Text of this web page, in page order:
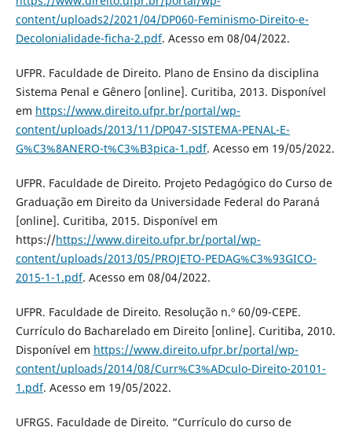
content/uploads2/2021/04/DP060-Feminismo-Direito-e-
Decolonialidade-ficha-2.pdf. Acesso em 08/04/2022.
UFPR. Faculdade de Direito. Plano de Ensino da disciplina
Sistema Penal e Gênero [online]. Curitiba, 2013. Disponível
em https://www.direito.ufpr.br/portal/wp-
content/uploads/2013/11/DP047-SISTEMA-PENAL-E-
G%C3%8ANERO-t%C3%B3pica-1.pdf. Acesso em 19/05/2022.
UFPR. Faculdade de Direito. Projeto Pedagógico do Curso de
Graduação em Direito da Universidade Federal do Paraná
[online]. Curitiba, 2015. Disponível em
https://https://www.direito.ufpr.br/portal/wp-
content/uploads/2013/05/PROJETO-PEDAG%C3%93GICO-
2015-1-1.pdf. Acesso em 08/04/2022.
UFPR. Faculdade de Direito. Resolução n.º 60/09-CEPE.
Currículo do Bacharelado em Direito [online]. Curitiba, 2010.
Disponível em https://www.direito.ufpr.br/portal/wp-
content/uploads/2014/08/Curr%C3%ADculo-Direito-20101-
1.pdf. Acesso em 19/05/2022.
UFRGS. Faculdade de Direito. “Currículo do curso de